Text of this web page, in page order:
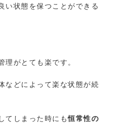
い状態を保つことができる
理がとても楽です。
などによって楽な状態が続
てしまった時にも恒常性の